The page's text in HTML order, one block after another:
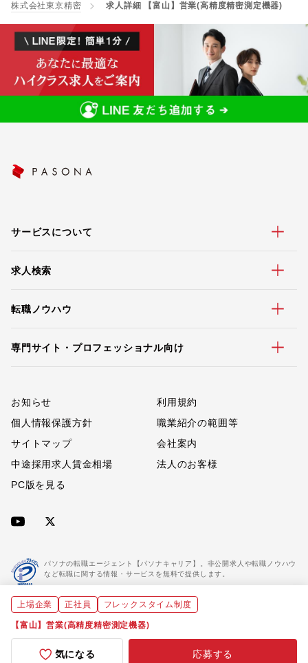
株式会社東京精密 求人詳細 【富山】営業(高精度精密測定機器)
サービスについて
求人検索
転職ノウハウ
専門サイト・プロフェッショナル向け
お知らせ
利用規約
個人情報保護方針
職業紹介の範囲等
サイトマップ
会社案内
中途採用求人賃金相場
法人のお客様
PC版を見る
パソナの転職エージェント【パソナキャリア】。非公開求人や転職ノウハウ
など転職に関する情報・サービスを無料で提供します。
「パソナキャリア」は職業紹介優良事業者に認定されています。
上場企業 正社員 フレックスタイム制度
【富山】営業(高精度精密測定機器)
気になる 応募する